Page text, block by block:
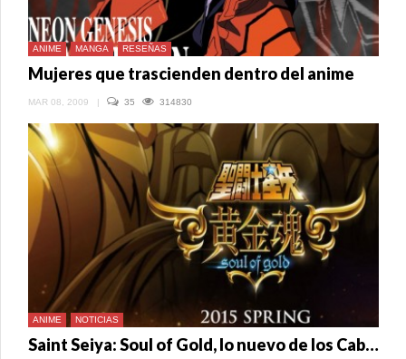
ANIME MANGA RESEÑAS
Mujeres que trascienden dentro del anime
MAR 08, 2009 | 35 314830
ANIME NOTICIAS
Saint Seiya: Soul of Gold, lo nuevo de los Caballeros del Zodiaco